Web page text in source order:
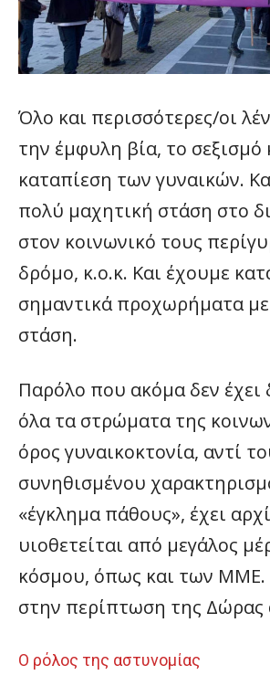
Όλο και περισσότερες/οι
την έμφυλη βία, το σεξισμό
καταπίεση των γυναικών.
πολύ μαχητική στάση στο
στον κοινωνικό τους
δρόμο, κ.ο.κ. Και έχουμε
σημαντικά προχωρήματα
στάση.
Παρόλο που ακόμα δεν έχει
όλα τα στρώματα της
όρος γυναικοκτονία, αντί
συνηθισμένου
«έγκλημα πάθους», έχει
υιοθετείται από μεγάλος
κόσμου, όπως και των ΜΜΕ.
στην περίπτωση της Δώρας
Ο ρόλος της αστυνομίας